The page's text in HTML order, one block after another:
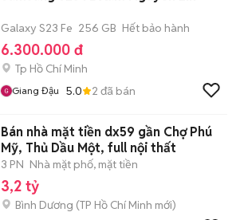
Galaxy S23 Fe 256 GB Hết bảo hành
6.300.000 đ
Tp Hồ Chí Minh
Giang Đậu 5.0 2 đã bán
Bán nhà mặt tiền dx59 gần Chợ Phú
Mỹ, Thủ Dầu Một, full nội thất
3 PN Nhà mặt phố, mặt tiền
3,2 tỷ
Bình Dương (TP Hồ Chí Minh mới)